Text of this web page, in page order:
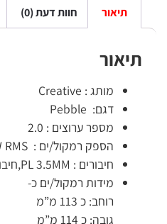
חוות דעת (0)
מותג : Creative
דגם: Pebble
מספר ערוצים : 2.0
הספק רמקול/ים : 4.4W RMS
חיבורים : PL 3.5MM,חיבור USB למקור מתח
מידות רמקול/ים כ-
רוחב: כ 113 מ”מ
גובה: כ 114 מ”מ